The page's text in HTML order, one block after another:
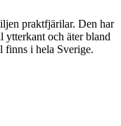
praktfjärilar. Den har
ytterkant och äter bland
finns i hela Sverige.